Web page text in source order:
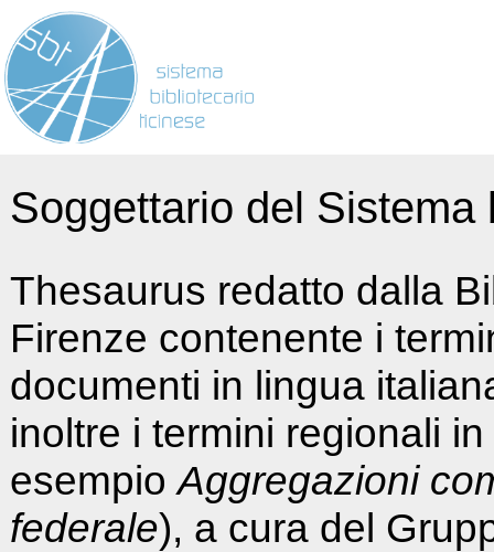
Soggettario del
Thesaurus redatto dalla
Firenze contenente i
documenti in lingua
inoltre i termini regionali
esempioAggregazioni
federale), a cura del